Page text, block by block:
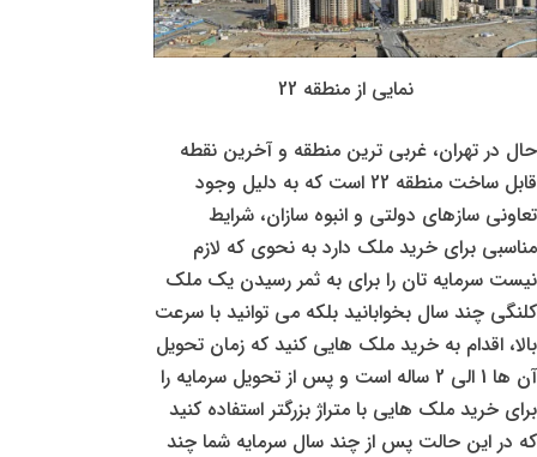
نمایی از منطقه 22
حال در تهران، غربی ترین منطقه و آخرین نقطه
قابل ساخت منطقه 22 است که به دلیل وجود
تعاونی سازهای دولتی و انبوه سازان، شرایط
مناسبی برای خرید ملک دارد به نحوی که لازم
نیست سرمایه تان را برای به ثمر رسیدن یک ملک
کلنگی چند سال بخوابانید بلکه می توانید با سرعت
بالا، اقدام به خرید ملک هایی کنید که زمان تحویل
آن ها 1 الی 2 ساله است و پس از تحویل سرمایه را
برای خرید ملک هایی با متراژ بزرگتر استفاده کنید
که در این حالت پس از چند سال سرمایه شما چند